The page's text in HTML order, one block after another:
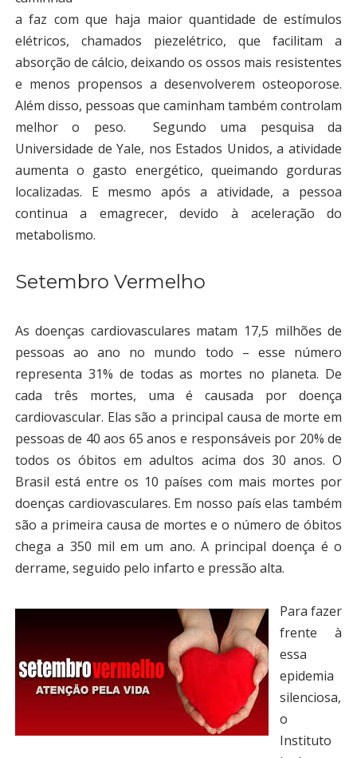
a faz com que haja maior quantidade de estímulos
elétricos, chamados piezelétrico, que facilitam a
absorção de cálcio, deixando os ossos mais resistentes
e menos propensos a desenvolverem osteoporose.
Além disso, pessoas que caminham também controlam
melhor o peso. Segundo uma pesquisa da
Universidade de Yale, nos Estados Unidos, a atividade
aumenta o gasto energético, queimando gorduras
localizadas. E mesmo após a atividade, a pessoa
continua a emagrecer, devido à aceleração do
metabolismo.
Setembro Vermelho
As doenças cardiovasculares matam 17,5 milhões de
pessoas ao ano no mundo todo – esse número
representa 31% de todas as mortes no planeta. De
cada três mortes, uma é causada por doença
cardiovascular. Elas são a principal causa de morte em
pessoas de 40 aos 65 anos e responsáveis por 20% de
todos os óbitos em adultos acima dos 30 anos. O
Brasil está entre os 10 países com mais mortes por
doenças cardiovasculares. Em nosso país elas também
são a primeira causa de mortes e o número de óbitos
chega a 350 mil em um ano. A principal doença é o
derrame, seguido pelo infarto e pressão alta.
Para fazer
frente à
essa
epidemia
silenciosa,
o
Instituto